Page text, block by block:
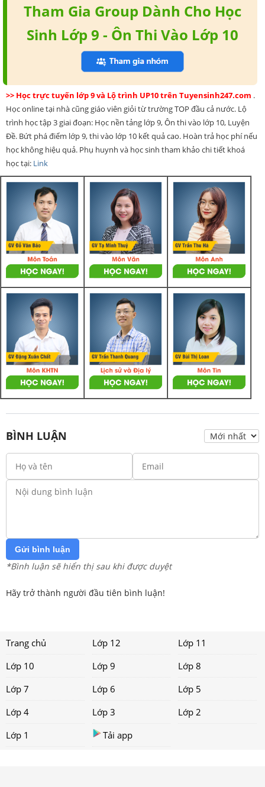
Tham Gia Group Dành Cho Học
Sinh Lớp 9 - Ôn Thi Vào Lớp 10
>> Học trực tuyến lớp 9 và Lộ trình UP10 trên Tuyensinh247.com .
Học online tại nhà cũng giáo viên giỏi từ trường TOP đầu cả nước. Lộ
trình học tập 3 giai đoạn: Học nền tảng lớp 9, Ôn thi vào lớp 10, Luyện
Đề. Bứt phá điểm lớp 9, thi vào lớp 10 kết quả cao. Hoàn trả học phí nếu
học không hiệu quả. Phụ huynh và học sinh tham khảo chi tiết khoá
học tại: Link
BÌNH LUẬN
Gửi bình luận
*Bình luận sẽ hiển thị sau khi được duyệt
Hãy trở thành người đầu tiên bình luận!
Trang chủ Lớp 12
Lớp 11
Lớp 10
Lớp 9
Lớp 8
Lớp 7
Lớp 6
Lớp 5
Lớp 4
Lớp 3
Lớp 2
Lớp 1
Tải app